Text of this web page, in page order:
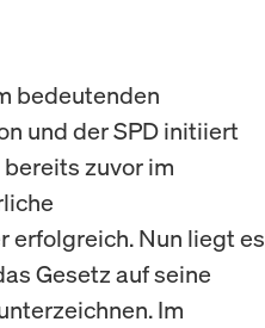
bedeutenden
und der SPD initiiert
zuvor im
erfolgreich. Nun liegt es
Gesetz auf seine
Im